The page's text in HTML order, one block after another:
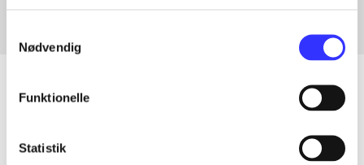
Nødvendig
Funktionelle
Statistik
Alle registrerede artikler fordelt på udgivelser